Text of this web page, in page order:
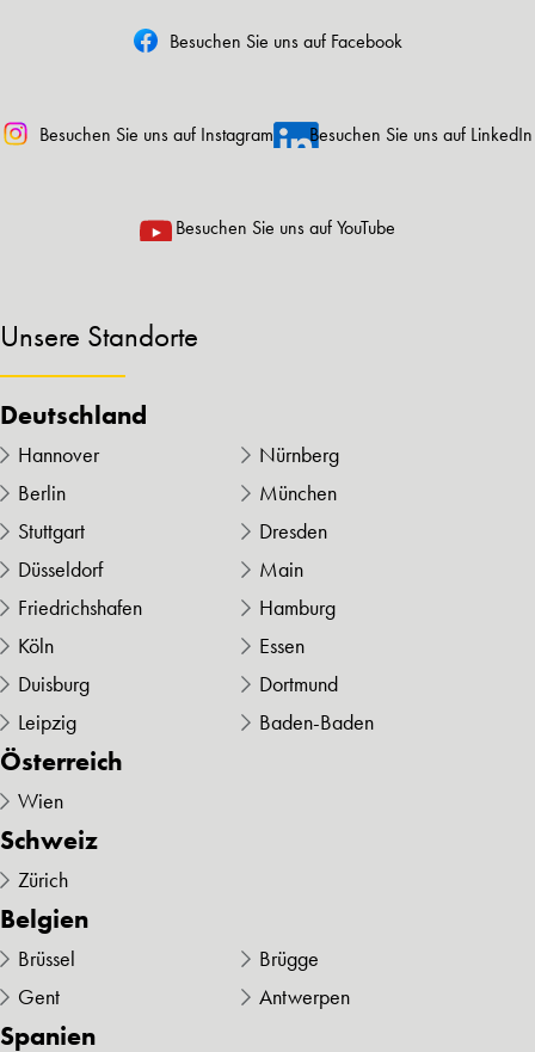
Besuchen Sie uns auf Facebook
Besuchen Sie uns auf Instagram Besuchen Sie uns auf LinkedIn
Besuchen Sie uns auf YouTube
Unsere Standorte
Deutschland
Hannover
Nürnberg
Berlin
München
Stuttgart
Dresden
Düsseldorf
Main
Friedrichshafen
Hamburg
Köln
Essen
Duisburg
Dortmund
Leipzig
Baden-Baden
Österreich
Wien
Schweiz
Zürich
Belgien
Brüssel
Brügge
Gent
Antwerpen
Spanien